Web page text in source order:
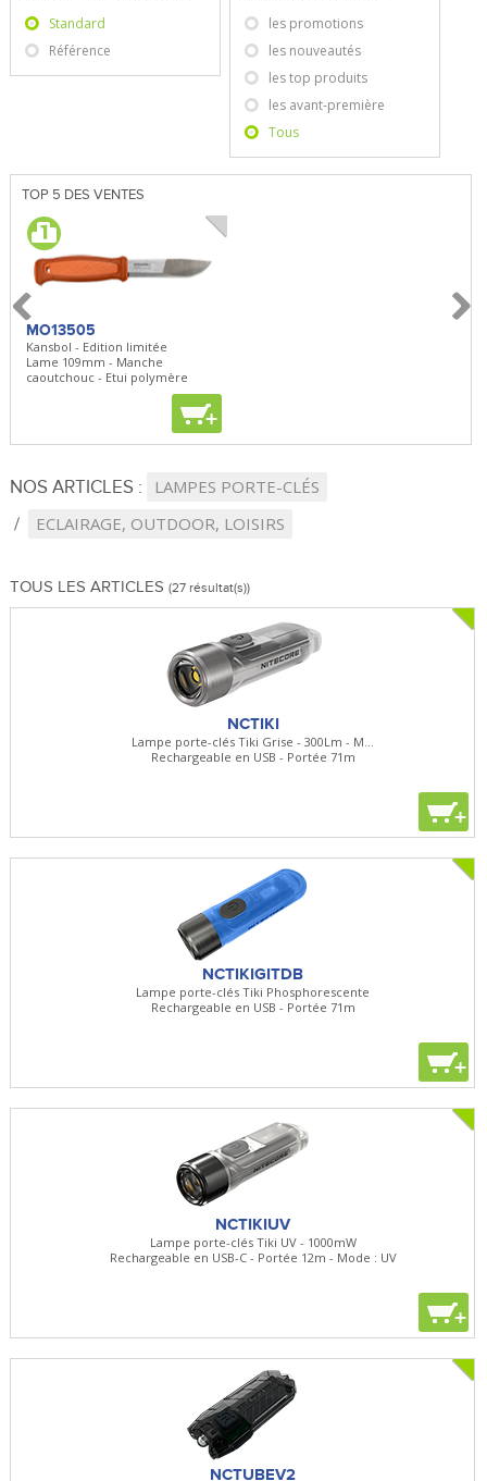
Standard
Référence
les promotions
les nouveautés
les top produits
les avant-première
Tous
TOP 5 DES VENTES
MO13505
Kansbol - Edition limitée
Lame 109mm - Manche
caoutchouc - Etui polymère
+
NOS ARTICLES :
LAMPES PORTE-CLÉS
ECLAIRAGE, OUTDOOR, LOISIRS
TOUS LES ARTICLES (27 résultat(s))
NCTIKI
Lampe porte-clés Tiki Grise - 300Lm - M...
Rechargeable en USB - Portée 71m
+
NCTIKIGITDB
Lampe porte-clés Tiki Phosphorescente
Rechargeable en USB - Portée 71m
+
NCTIKIUV
Lampe porte-clés Tiki UV - 1000mW
Rechargeable en USB-C - Portée 12m - Mode : UV
+
NCTUBEV2